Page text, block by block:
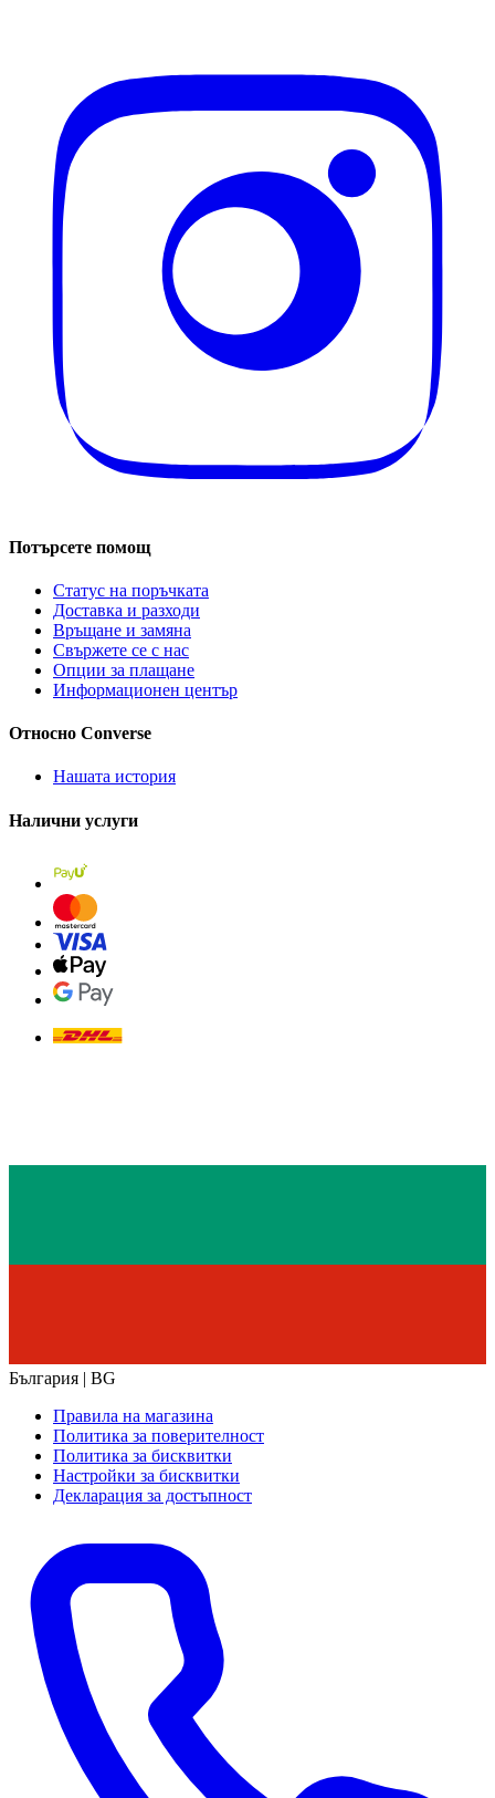
Потърсете помощ
Статус на поръчката
Доставка и разходи
Връщане и замяна
Свържете се с нас
Опции за плащане
Информационен център
Относно Converse
Нашата история
Налични услуги
България | BG
Правила на магазина
Политика за поверителност
Политика за бисквитки
Настройки за бисквитки
Декларация за достъпност